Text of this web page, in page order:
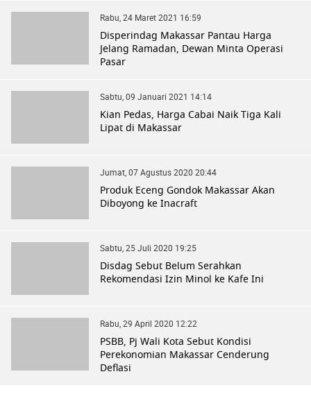
Rabu, 24 Maret 2021 16:59
Disperindag Makassar Pantau Harga
Jelang Ramadan, Dewan Minta Operasi
Pasar
Sabtu, 09 Januari 2021 14:14
Kian Pedas, Harga Cabai Naik Tiga Kali
Lipat di Makassar
Jumat, 07 Agustus 2020 20:44
Produk Eceng Gondok Makassar Akan
Diboyong ke Inacraft
Sabtu, 25 Juli 2020 19:25
Disdag Sebut Belum Serahkan
Rekomendasi Izin Minol ke Kafe Ini
Rabu, 29 April 2020 12:22
PSBB, Pj Wali Kota Sebut Kondisi
Perekonomian Makassar Cenderung
Deflasi